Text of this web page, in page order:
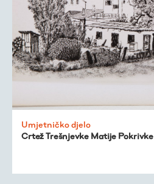
Umjetničko djelo
Crtež Trešnjevke Matije Pokrivke